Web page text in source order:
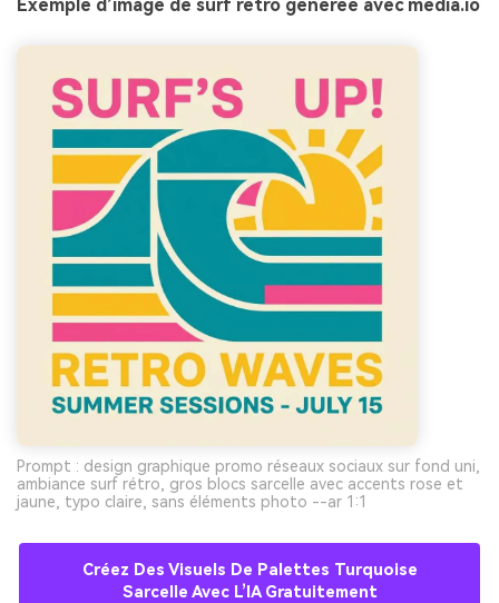
Exemple d’image de surf rétro générée avec media.io
Prompt : design graphique promo réseaux sociaux sur fond uni,
ambiance surf rétro, gros blocs sarcelle avec accents rose et
jaune, typo claire, sans éléments photo --ar 1:1
Créez Des Visuels De Palettes Turquoise
Sarcelle Avec L’IA Gratuitement